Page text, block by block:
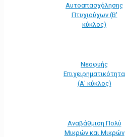
Αυτοαπασχόλησης
Πτυχιούχων (Β'
κύκλος)
Νεοφυής
Επιχειρηματικότητα
(Α' κύκλος)
Αναβάθμιση Πολύ
Μικρών και Μικρών